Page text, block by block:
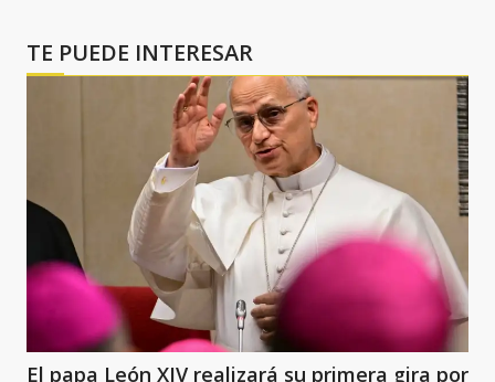
TE PUEDE INTERESAR
El papa León XIV realizará su primera gira por